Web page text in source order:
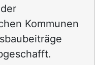
Kommunen